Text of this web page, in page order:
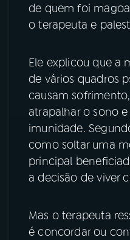
08FESTIVAL DE
YouTube
Instagram
TikTok
de quem foi
o terapeuta e
Ele explicou que a
de vários quadros
causam
atrapalhar o sono
imunidade.
como soltar uma
principal
a decisão de viver
Mas o terapeuta
é concordar ou